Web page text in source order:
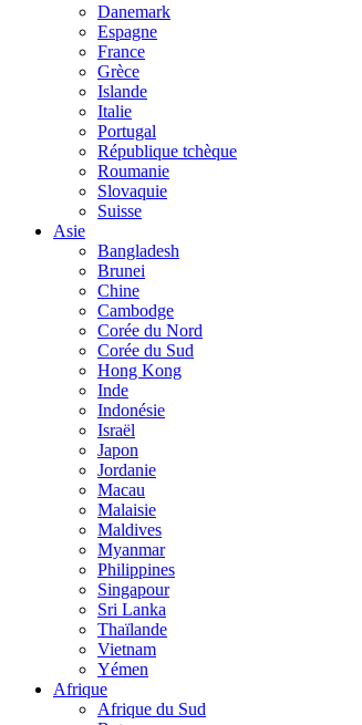
Danemark
Espagne
France
Grèce
Islande
Italie
Portugal
République tchèque
Roumanie
Slovaquie
Suisse
Asie
Bangladesh
Brunei
Chine
Cambodge
Corée du Nord
Corée du Sud
Hong Kong
Inde
Indonésie
Israël
Japon
Jordanie
Macau
Malaisie
Maldives
Myanmar
Philippines
Singapour
Sri Lanka
Thaïlande
Vietnam
Yémen
Afrique
Afrique du Sud